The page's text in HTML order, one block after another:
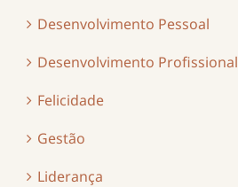
Desenvolvimento Pessoal
Desenvolvimento Profissional
Felicidade
Gestão
Liderança